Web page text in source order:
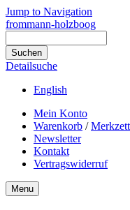
Jump to Navigation
frommann-holzboog
Detailsuche
English
Mein Konto
Warenkorb /
Newsletter
Kontakt
Vertragswiderruf
Menu